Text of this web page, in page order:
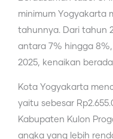
minimum Yogyakarta
tahunnya. Dari tahun
antara 7% hingga
2025, kenaikan
Kota Yogyakarta
yaitu sebesar
Kabupaten Kulon
angka yang lebih